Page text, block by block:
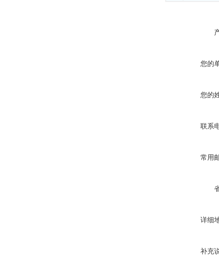
您的
您的
联系
常用
详细
补充